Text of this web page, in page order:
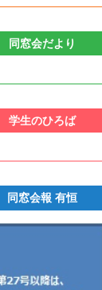
同窓会だより
学生のひろば
同窓会報 有恒